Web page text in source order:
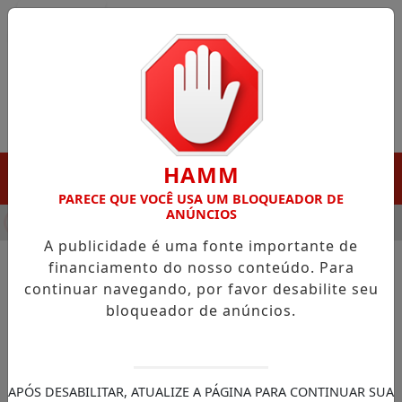
EM PORTO GRANDE COM ATUAÇÃO VOLTADA
NOTÍCIAS/PORTO GRANDE
Elielson Moraes busca apoio
famílias atingidas pelas
HAMM
PARECE QUE VOCÊ USA UM BLOQUEADOR DE
ANÚNCIOS
A publicidade é uma fonte importante de
financiamento do nosso conteúdo. Para
continuar navegando, por favor desabilite seu
bloqueador de anúncios.
APÓS DESABILITAR, ATUALIZE A PÁGINA PARA CONTINUAR SUA